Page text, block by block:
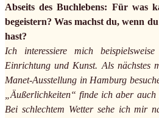
Abseits des Buchlebens: Für was
begeistern? Was machst du, wenn
hast?
Ich interessiere mich
Einrichtung und Kunst. Als nächstes
Manet-Ausstellung in Hamburg
„Äußerlichkeiten“ finde ich aber
Bei schlechtem Wetter sehe ich mir